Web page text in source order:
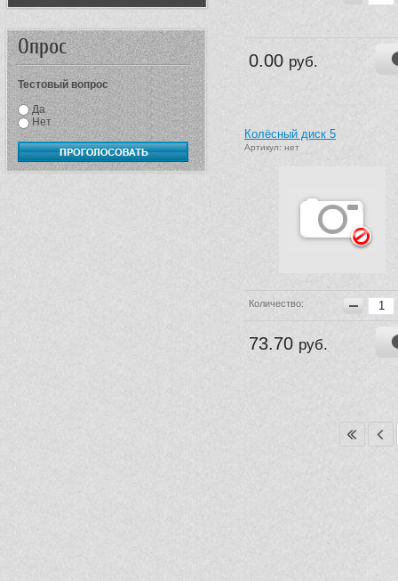
0.00 руб.
Колёсный диск 5
Артикул: нет
Количество:
73.70 руб.
Опрос
Тестовый вопрос
Да
Нет